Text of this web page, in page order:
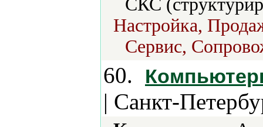
СКС
Настройка,
Сервис,
60.
| Санкт-